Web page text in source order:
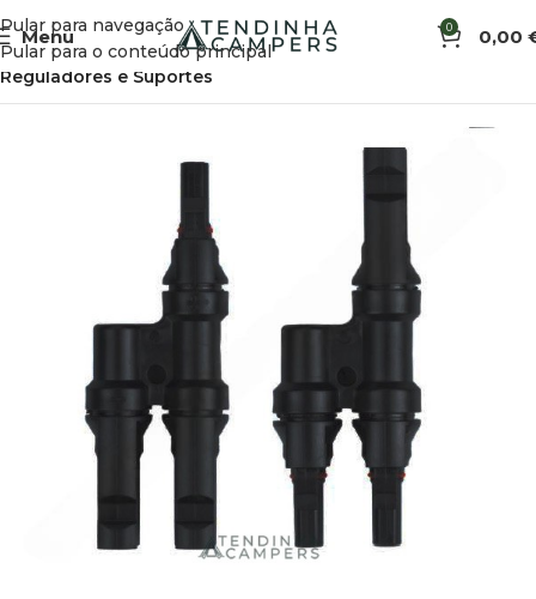
Pular para navegação
Pular para o conteúdo principal
Menu 0 0,00
Início Eletricidade e Energia Solar Energia Solar
Reguladores e Suportes